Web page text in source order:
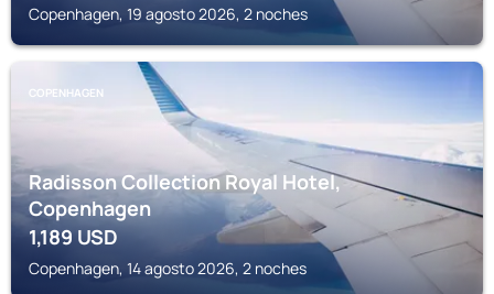
Copenhagen, 19 agosto 2026, 2 noches
COPENHAGEN
Radisson Collection Royal Hotel,
Copenhagen
1,189USD
Copenhagen, 14 agosto 2026, 2 noches